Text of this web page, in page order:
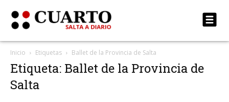
Inicio Etiquetas Ballet de la Provincia de Salta
Etiqueta: Ballet de la Provincia de
Salta